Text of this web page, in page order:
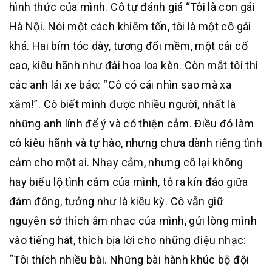
hình thức của mình. Cô tự đánh giá “Tôi là con gái
Hà Nội. Nói một cách khiêm tốn, tôi là một cô gái
khá. Hai bím tóc dày, tương đối mềm, một cái cổ
cao, kiêu hãnh như đài hoa loa kèn. Còn mắt tôi thì
các anh lái xe bảo: “Cô có cái nhìn sao mà xa
xăm!”. Cô biết mình được nhiều người, nhất là
những anh lính để ý và có thiện cảm. Điều đó làm
cô kiêu hãnh và tự hào, nhưng chưa dành riêng tình
cảm cho một ai. Nhạy cảm, nhưng cô lại không
hay biểu lộ tình cảm của mình, tỏ ra kín đáo giữa
đám đông, tưởng như là kiêu kỳ. Cô vẫn giữ
nguyên sở thích âm nhạc của mình, gửi lòng mình
vào tiếng hát, thích bịa lời cho những điệu nhạc:
“Tôi thích nhiều bài. Những bài hành khúc bộ đội